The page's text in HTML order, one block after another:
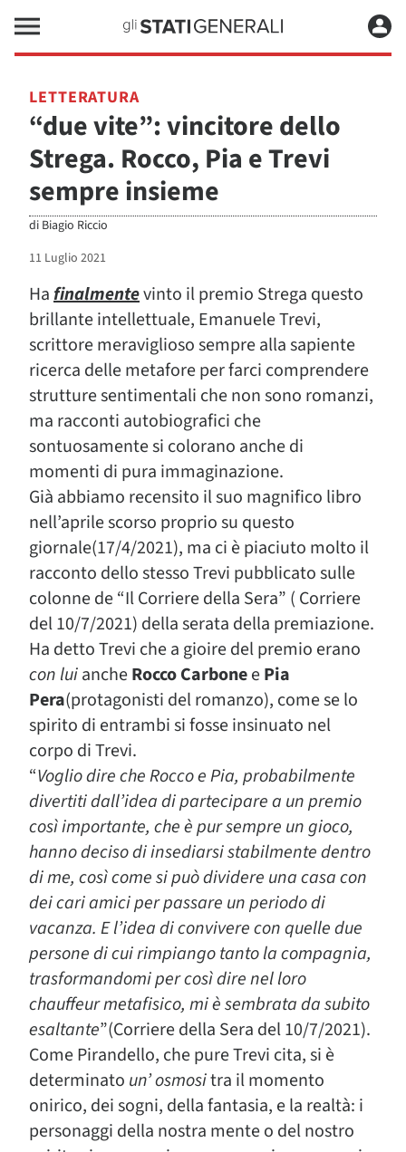
LETTERATURA
“due vite”: vincitore dello
Strega. Rocco, Pia e Trevi
sempre insieme
di Biagio Riccio
11 Luglio 2021
Hafinalmentevinto il premio Strega questo
brillante intellettuale, Emanuele Trevi,
scrittore meraviglioso sempre alla sapiente
ricerca delle metafore per farci comprendere
strutture sentimentali che non sono romanzi,
ma racconti autobiografici che
sontuosamente si colorano anche di
momenti di pura immaginazione.
Già abbiamo recensito il suo magnifico libro
nell’aprile scorso proprio su questo
giornale(17/4/2021), ma ci è piaciuto molto il
racconto dello stesso Trevi pubblicato sulle
colonne de “Il Corriere della Sera” ( Corriere
del 10/7/2021) della serata della premiazione.
Ha detto Trevi che a gioire del premio erano
con luiancheRocco CarboneePia
Pera(protagonisti del romanzo), come se lo
spirito di entrambi si fosse insinuato nel
corpo di Trevi.
“Voglio dire che Rocco e Pia, probabilmente
divertiti dall’idea di partecipare a un premio
così importante, che è pur sempre un gioco,
hanno deciso di insediarsi stabilmente dentro
di me, così come si può dividere una casa con
dei cari amici per passare un periodo di
vacanza. E l’idea di convivere con quelle due
persone di cui rimpiango tanto la compagnia,
trasformandomi per così dire nel loro
chauffeur metafisico, mi è sembrata da subito
esaltante”(Corriere della Sera del 10/7/2021).
Come Pirandello, che pure Trevi cita, si è
determinato un’ osmositra il momento
onirico, dei sogni, della fantasia, e la realtà: i
personaggi della nostra mente o del nostro